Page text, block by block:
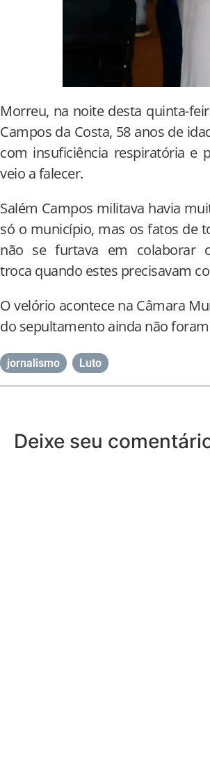
Morreu, na noite desta quinta-
Campos da Costa, 58 anos de
com insuficiência respiratória e
veio a falecer.
Salém Campos militava havia
só o município, mas os fatos de
não se furtava em colaborar
troca quando estes precisavam
O velório acontece na Câmara
do sepultamento ainda não
jornalismo Luto
Deixe seu